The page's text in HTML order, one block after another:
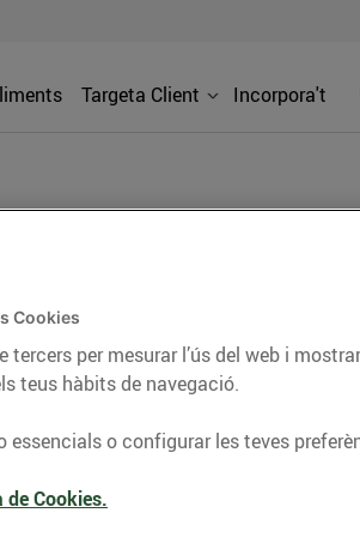
Targeta Client Incorpora't
informació d’actualitat
territori i molts altres temes.
SALUDABLES
Cookies
tercers per mesurar l’ús del web i
teus hàbits de navegació.
essencials o configurar les teves
de Cookies.